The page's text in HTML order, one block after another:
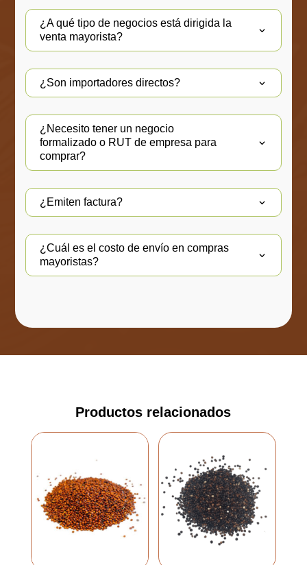
¿A qué tipo de negocios está dirigida la
venta mayorista?
¿Son importadores directos?
¿Necesito tener un negocio
formalizado o RUT de empresa para
comprar?
¿Emiten factura?
¿Cuál es el costo de envío en compras
mayoristas?
Productos relacionados